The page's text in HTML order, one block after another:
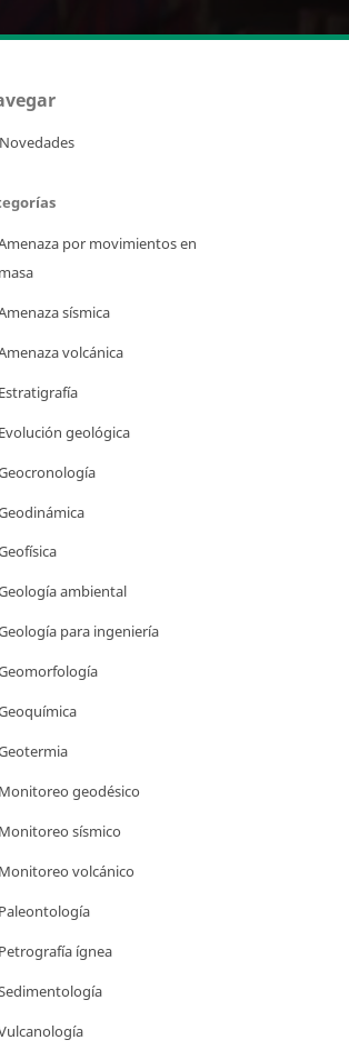
Novedades
por movimientos en
masa
sísmica
volcánica
Estratigrafía
Evolución geológica
ambiental
para ingeniería
Monitoreo geodésico
Monitoreo sísmico
Monitoreo volcánico
Paleontología
Petrografía ígnea